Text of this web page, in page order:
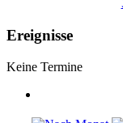
Ereignisse
Keine Termine